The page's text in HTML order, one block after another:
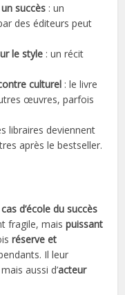
succès : un
des éditeurs peut
le style : un récit
culturel : le livre
œuvres, parfois
libraires deviennent
après le bestseller.
cas d’école du succès
fragile, maispuissant
réserve et
Il leur
aussi d’acteur